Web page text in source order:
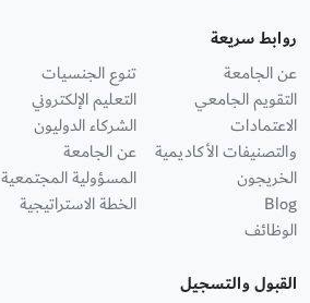
روابط سريعة
عن الجامعة
التقويم الجامعي
الاعتمادات
والتصنيفات الأكاديمية
الخريجون
Blog
الوظائف
تنوع الجنسيات
التعليم الإلكتروني
الشركاء الدوليون
عن الجامعة
المسؤولية المجتمعية
الخطة الاستراتيجية
القبول والتسجيل